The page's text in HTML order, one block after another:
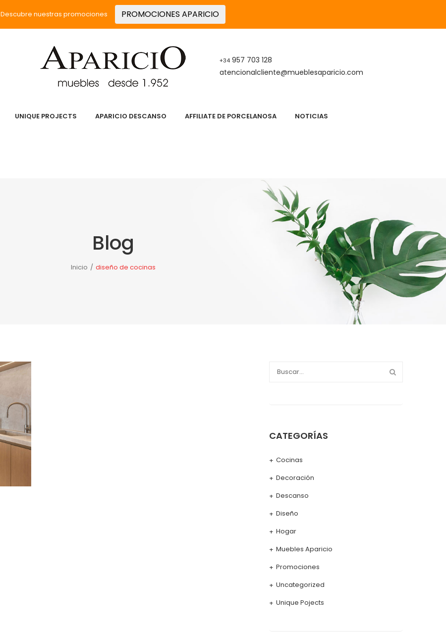
Descubre nuestras promociones PROMOCIONES APARICIO
+34 957 703 128
atencionalcliente@mueblesaparicio.com
UNIQUE PROJECTS APARICIO DESCANSO AFFILIATE DE PORCELANOSA NOTICIAS
APARICIO DESCANSO
NOTICIAS
Blog
Inicio / diseño de cocinas
CATEGORÍAS
Cocinas
Decoración
Descanso
Diseño
Hogar
Muebles Aparicio
Promociones
Uncategorized
Unique Pojects